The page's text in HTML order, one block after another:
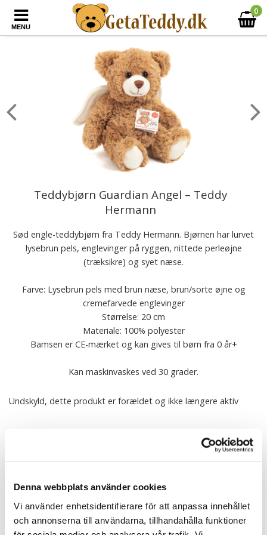
Denna webbplats använder cookies
Vi använder enhetsidentifierare för att anpassa innehållet
och annonserna till användarna, tillhandahålla funktioner
MENU
0
Teddybjørn Guardian Angel – Teddy
Hermann
Sød engle-teddybjørn fra Teddy Hermann. Bjørnen har lurvet
lysebrun pels, englevinger på ryggen, nittede perleøjne
(træksikre) og syet næse.
Farve: Lysebrun pels med brun næse, brun/sorte øjne og
cremefarvede englevinger
Størrelse: 20 cm
Materiale: 100% polyester
Bamsen er CE-mærket og kan gives til børn fra 0 år+
Kan maskinvaskes ved 30 grader.
Undskyld, dette produkt er forældet og ikke længere aktiv
Teddy Hermann er en af Tysklands mest traditionsrige
producenter af teddybjørne og bamser med rødder helt tilbage
til 1912. Virksomheden blev grundlagt i byen Hirschaid og drives
tradition er i fokus.
Hvert tøjdyr fra Teddy Hermann kendetegnes af blødhed, nøje
udvalgte materialer og et tidløst design. Sortimentet spænder
fra klassiske teddybjørne til realistiske dyrefigurer, som